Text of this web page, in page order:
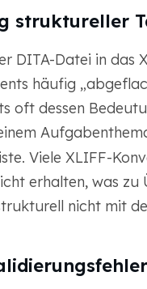
struktureller
DITA-Datei in das
häufig
oft dessen
Viele XLIFF-
erhalten, was
nicht mit